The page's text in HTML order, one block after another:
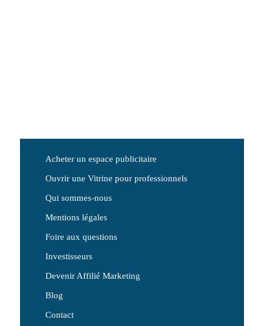
Acheter un espace publicitaire
Ouvrir une Vitrine pour professionnels
Qui sommes-nous
Mentions légales
Foire aux questions
Investisseurs
Devenir Affilié Marketing
Blog
Contact